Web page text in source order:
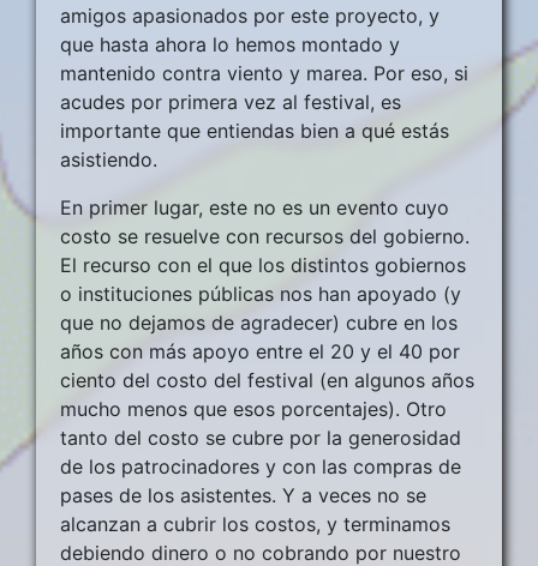
amigos apasionados por este proyecto, y
que hasta ahora lo hemos montado y
mantenido contra viento y marea. Por eso, si
acudes por primera vez al festival, es
importante que entiendas bien a qué estás
asistiendo.
En primer lugar, este no es un evento cuyo
costo se resuelve con recursos del gobierno.
El recurso con el que los distintos gobiernos
o instituciones públicas nos han apoyado (y
que no dejamos de agradecer) cubre en los
años con más apoyo entre el 20 y el 40 por
ciento del costo del festival (en algunos años
mucho menos que esos porcentajes). Otro
tanto del costo se cubre por la generosidad
de los patrocinadores y con las compras de
pases de los asistentes. Y a veces no se
alcanzan a cubrir los costos, y terminamos
debiendo dinero o no cobrando por nuestro